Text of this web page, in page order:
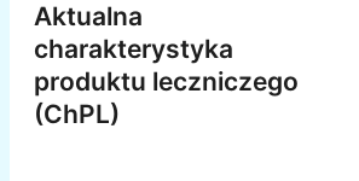
Aktualna
charakterystyka
produktu leczniczego
(ChPL)